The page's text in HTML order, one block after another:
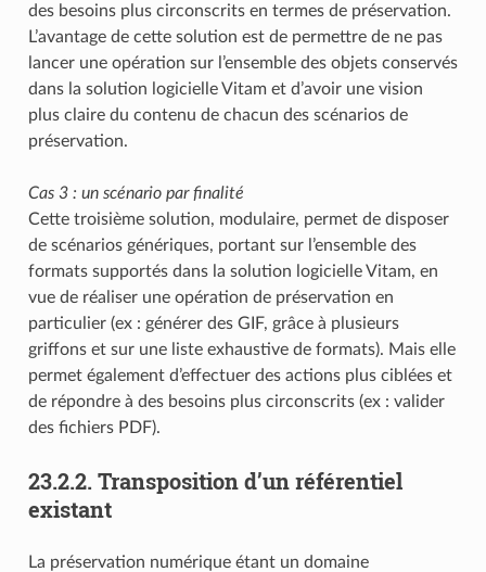
des besoins plus circonscrits en termes de préservation.
L’avantage de cette solution est de permettre de ne pas
lancer une opération sur l’ensemble des objets conservés
dans la solution logicielle Vitam et d’avoir une vision
plus claire du contenu de chacun des scénarios de
préservation.
Cas 3 : un scénario par finalité
Cette troisième solution, modulaire, permet de disposer
de scénarios génériques, portant sur l’ensemble des
formats supportés dans la solution logicielle Vitam, en
vue de réaliser une opération de préservation en
particulier (ex : générer des GIF, grâce à plusieurs
griffons et sur une liste exhaustive de formats). Mais elle
permet également d’effectuer des actions plus ciblées et
de répondre à des besoins plus circonscrits (ex : valider
des fichiers PDF).
23.2.2. Transposition d’un référentiel
existant
La préservation numérique étant un domaine